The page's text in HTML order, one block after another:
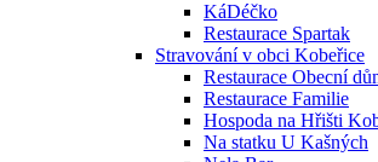
KáDéčko
Restaurace Spartak
Stravování v obci Kobeřice
Restaurace Obecní
Restaurace Familie
Hospoda na Hřišti
Na statku U Kašných